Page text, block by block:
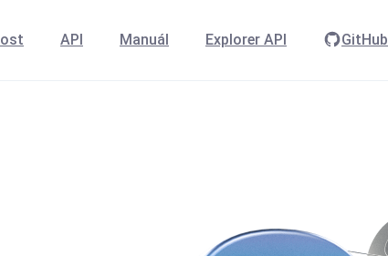
API Manuál Explorer API GitHub